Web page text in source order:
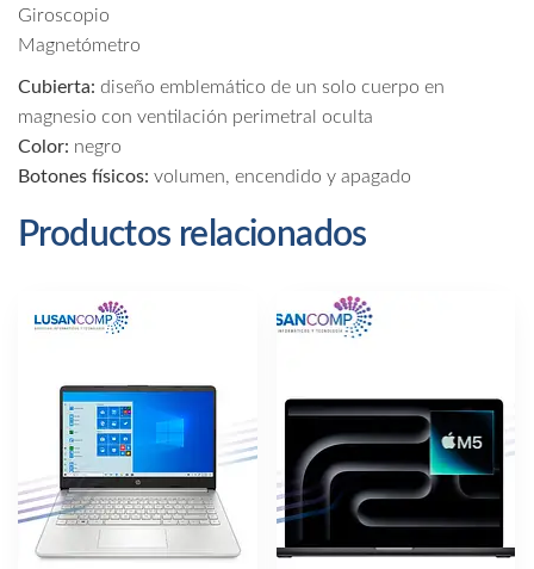
Giroscopio
Magnetómetro
Cubierta: diseño emblemático de un solo cuerpo en
magnesio con ventilación perimetral oculta
Color: negro
Botones físicos: volumen, encendido y apagado
Productos relacionados